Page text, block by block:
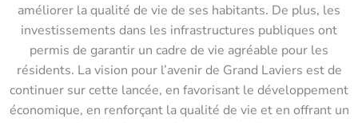
améliorer la qualité de vie de ses habitants. De plus, les
investissements dans les infrastructures publiques ont
permis de garantir un cadre de vie agréable pour les
résidents. La vision pour l’avenir de Grand Laviers est de
continuer sur cette lancée, en favorisant le développement
économique, en renforçant la qualité de vie et en offrant un